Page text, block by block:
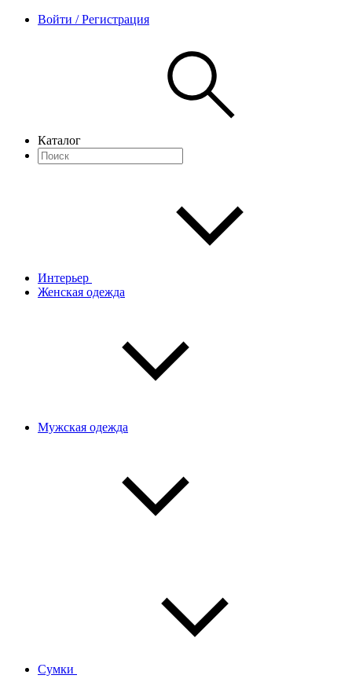
Войти / Регистрация
Каталог
Интерьер
Женская одежда
Мужская одежда
Сумки